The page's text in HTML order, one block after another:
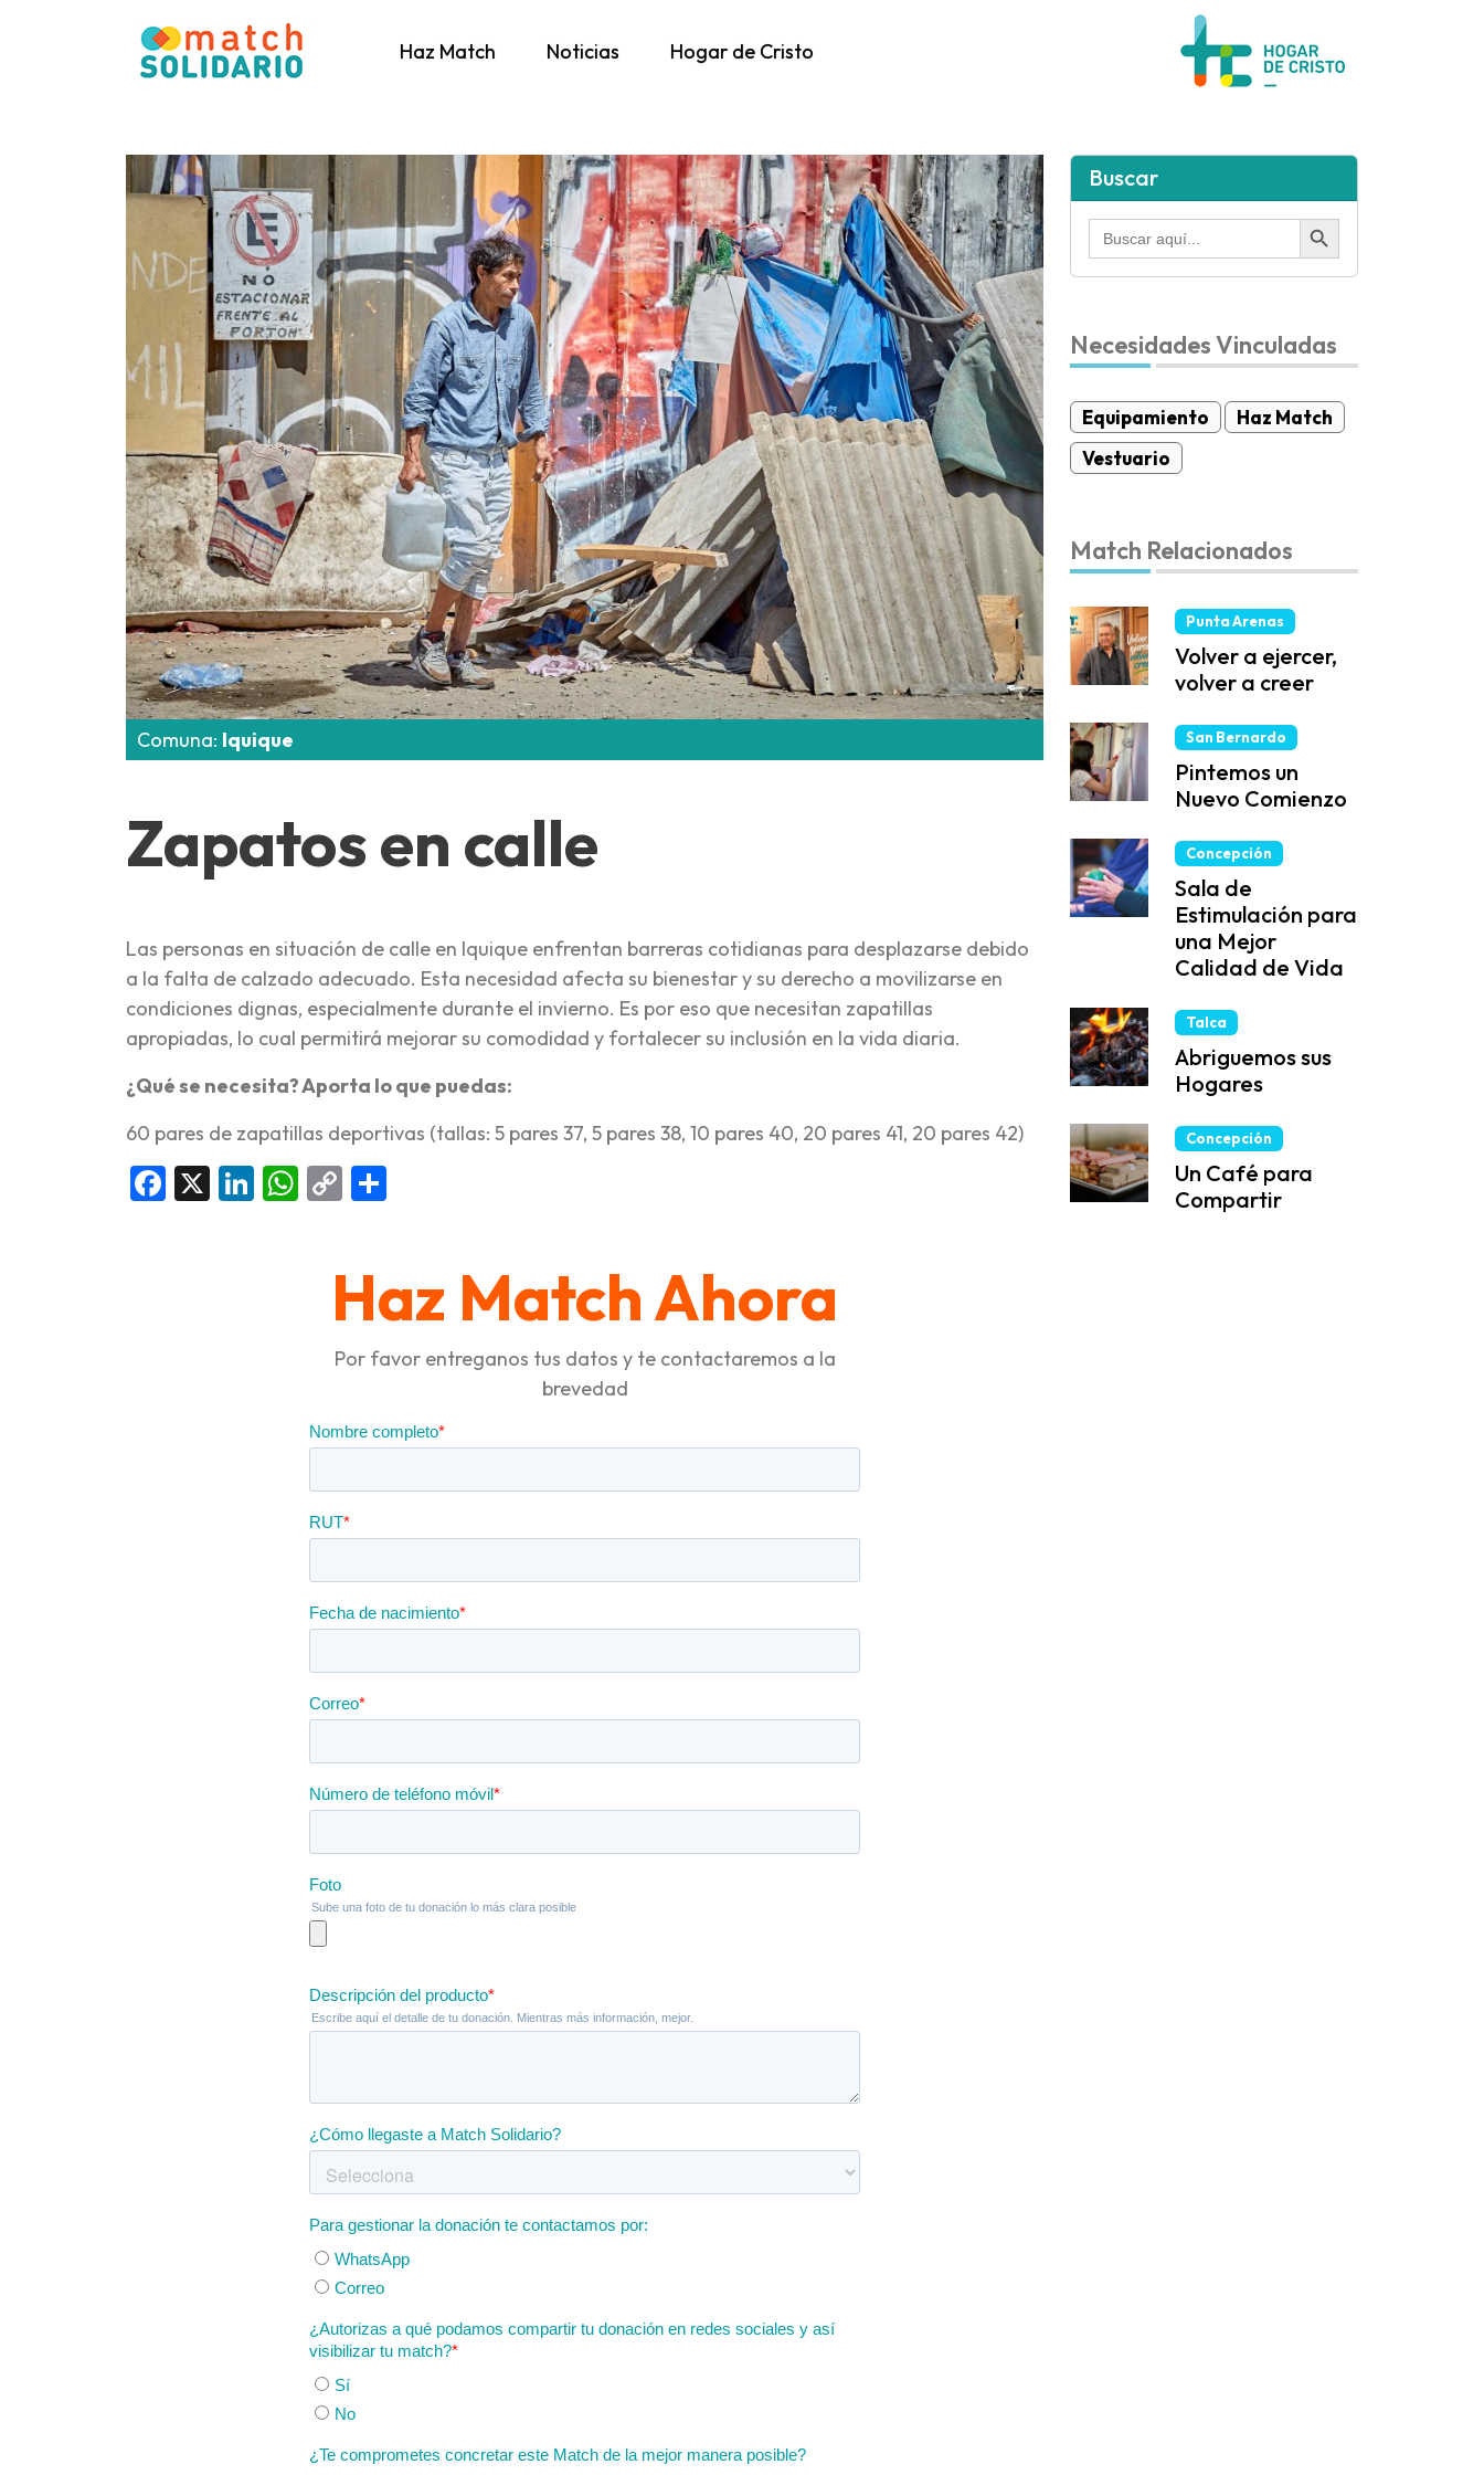
Haz Match Noticias Hogar de Cristo
Comuna: Iquique
Zapatos en calle
Las personas en situación de calle en Iquique enfrentan barreras cotidianas para desplazarse debido
a la falta de calzado adecuado. Esta necesidad afecta su bienestar y su derecho a movilizarse en
condiciones dignas, especialmente durante el invierno. Es por eso que necesitan zapatillas
apropiadas, lo cual permitirá mejorar su comodidad y fortalecer su inclusión en la vida diaria.
¿Qué se necesita? Aporta lo que puedas:
60 pares de zapatillas deportivas (tallas: 5 pares 37, 5 pares 38, 10 pares 40, 20 pares 41, 20 pares 42)
Facebook
X LinkedIn
WhatsApp
Copy
Haz Match Ahora
Por favor entreganos tus datos y te contactaremos a la
brevedad
Buscar
Buscar: Botón de búsqueda
Necesidades Vinculadas
Equipamiento
Haz Match
Vestuario
Match Relacionados
Punta Arenas
Volver a ejercer,
volver a creer
San Bernardo
Pintemos un
Nuevo Comienzo
Concepción
Sala de
Estimulación para
una Mejor
Calidad de Vida
Talca
Abriguemos sus
Hogares
Concepción
Un Café para
Compartir